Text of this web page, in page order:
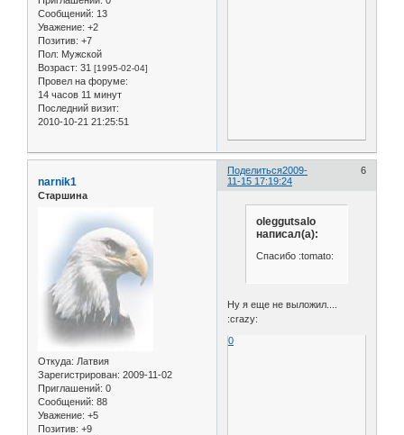
Сообщений: 13
Уважение: +2
Позитив: +7
Пол: Мужской
Возраст: 31 [1995-02-04]
Провел на форуме:
14 часов 11 минут
Последний визит:
2010-10-21 21:25:51
Поделиться 6
2009-
11-15 17:19:24
narnik1
Старшина
Откуда: Латвия
Зарегистрирован: 2009-11-02
Приглашений: 0
Сообщений: 88
Уважение: +5
Позитив: +9
oleggutsalo
написал(а):
Спасибо :tomato:
Ну я еще не выложил....
:crazy:
0